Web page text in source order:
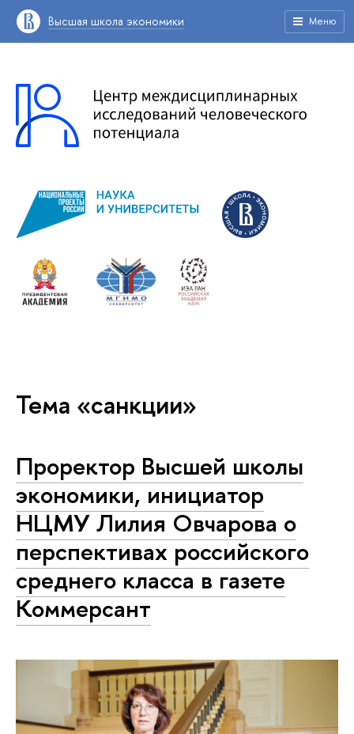
Высшая школа экономики Меню
Тема «санкции»
Проректор Высшей школы
экономики, инициатор
НЦМУ Лилия Овчарова о
перспективах российского
среднего класса в газете
Коммерсант